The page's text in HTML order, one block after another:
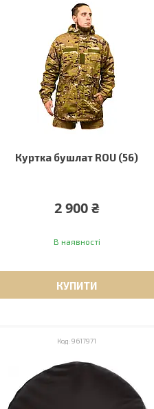
Куртка бушлат ROU (56)
2 900 ₴
В наявності
КУПИТИ
9617971